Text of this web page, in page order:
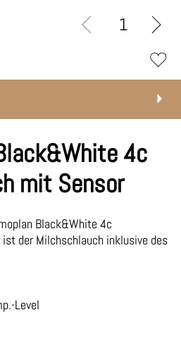
4c
mit Sensor
Black&White 4c
der Milchschlauch inklusive des
Level